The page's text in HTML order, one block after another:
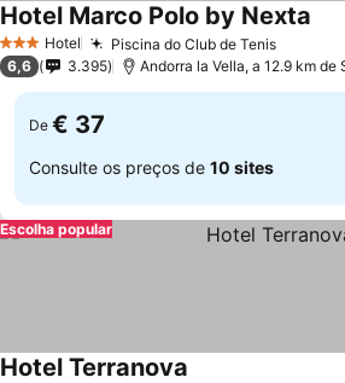
3 EstrelasHotel Piscina do Club de TenisVer
Hotel Marco Polo by Nexta
6,6 3.395 Andorra la Vella, a 12.9 km de
De € 37
Consulte os preços de 10 sites
Escolha popular
Hotel Terranova